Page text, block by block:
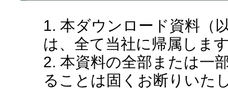
1. 本ダウンロード資料（
は、全て当社に帰属しま
2. 本資料の全部または一
ることは固くお断りいた